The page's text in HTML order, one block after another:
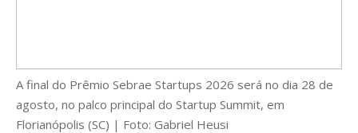
A final do Prêmio Sebrae Startups 2026 será no dia 28 de
agosto, no palco principal do Startup Summit, em
Florianópolis (SC) | Foto: Gabriel Heusi